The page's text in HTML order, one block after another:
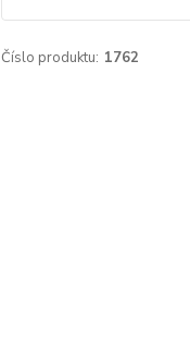
Číslo produktu: 1762